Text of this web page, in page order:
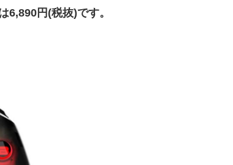
6,890円(税抜)です。